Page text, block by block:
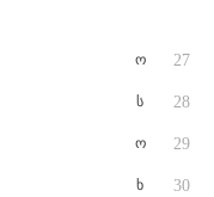
ო
ს
ო
ხ
27
28
29
30